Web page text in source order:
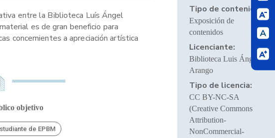
entre la Biblioteca Luís Ángel
es de gran beneficio para
concernientes a apreciación artística
objetivo
de EPBM
Tipo de contenido:
Exposición de
contenidos
Licenciante:
Biblioteca Luis Ángel
Arango
Tipo de licencia:
CC BY-NC-SA
(Creative Commons
Attribution-
NonCommercial-